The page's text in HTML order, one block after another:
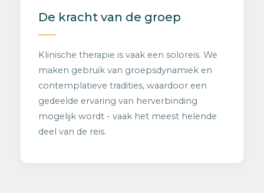
De kracht van de groep
Klinische therapie is vaak een soloreis. We
maken gebruik van groepsdynamiek en
contemplatieve tradities, waardoor een
gedeelde ervaring van herverbinding
mogelijk wordt - vaak het meest helende
deel van de reis.